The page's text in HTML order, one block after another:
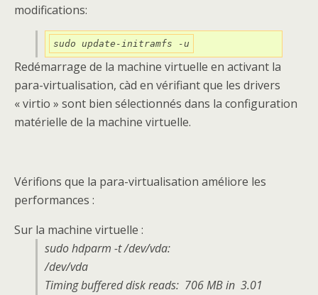
modifications:
sudo update-initramfs -u
Redémarrage de la machine virtuelle en activant la
para-virtualisation, càd en vérifiant que les drivers
« virtio » sont bien sélectionnés dans la configuration
matérielle de la machine virtuelle.
Vérifions que la para-virtualisation améliore les
performances :
Sur la machine virtuelle :
sudo hdparm -t /dev/vda:
/dev/vda
Timing buffered disk reads: 706 MB in 3.01